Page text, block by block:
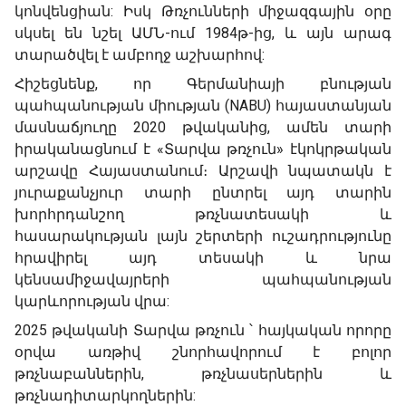
կոնվենցիան: Իսկ Թռչունների միջազգային օրը
սկսել են նշել ԱՄՆ-ում 1984թ-ից, և այն արագ
տարածվել է ամբողջ աշխարհով:
Հիշեցնենք, որ Գերմանիայի բնության
պահպանության միության (NABU) հայաստանյան
մասնաճյուղը 2020 թվականից, ամեն տարի
իրականացնում է «Տարվա թռչուն» էկոկրթական
արշավը Հայաստանում։ Արշավի նպատակն է
յուրաքանչյուր տարի ընտրել այդ տարին
խորհրդանշող թռչնատեսակի և
հասարակության լայն շերտերի ուշադրությունը
հրավիրել այդ տեսակի և նրա
կենսամիջավայրերի պահպանության
կարևորության վրա:
2025 թվականի Տարվա թռչուն ՝ հայկական որորը
օրվա առթիվ շնորհավորում է բոլոր
թռչնաբաններին, թռչնասերներին և
թռչնադիտարկողներին: